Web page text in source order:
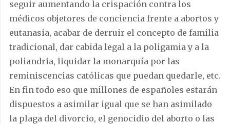
seguir aumentando la crispación contra los
médicos objetores de conciencia frente a abortos y
eutanasia, acabar de derruir el concepto de familia
tradicional, dar cabida legal a la poligamia y a la
poliandria, liquidar la monarquía por las
reminiscencias católicas que puedan quedarle, etc.
En fin todo eso que millones de españoles estarán
dispuestos a asimilar igual que se han asimilado
la plaga del divorcio, el genocidio del aborto o las